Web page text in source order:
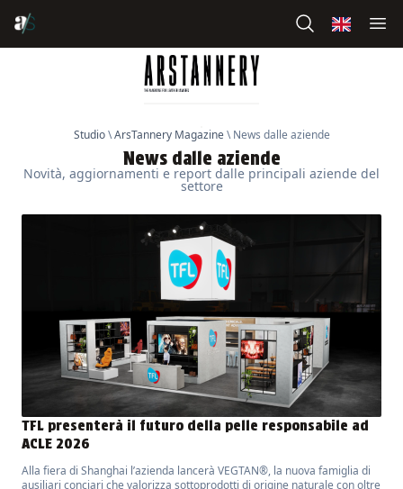
Studio\ArsTannery Magazine\News dalle aziende
News dalle aziende
Novità, aggiornamenti e report dalle principali aziende del
settore
TFL presenterà il futuro della pelle responsabile ad
ACLE 2026
Alla fiera di Shanghai l’azienda lancerà VEGTAN®, la nuova famiglia di
ausiliari conciari che valorizza sottoprodotti di origine naturale con oltre